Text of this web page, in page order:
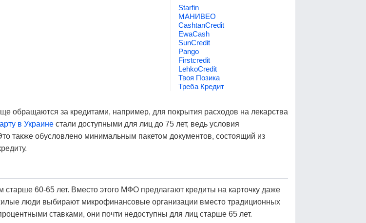
Starfin
МАНИВЕО
CashtanCredit
EwaCash
SunCredit
Pango
Firstcredit
LehkoCredit
Твоя Позика
Треба Кредит
за кредитами, например, для покрытия расходов на лекарства
в Украине стали доступными для лиц до 75 лет, ведь условия
также обусловлено минимальным пакетом документов, состоящий из
старше 60-65 лет. Вместо этого МФО предлагают кредиты на карточку даже
люди выбирают микрофинансовые организации вместо традиционных
ставками, они почти недоступны для лиц старше 65 лет.